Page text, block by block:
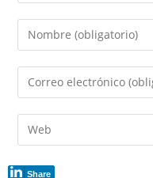
Introduce
tu
nombre
de
usuario
para
Introduce
tu
dirección
de
electrónico
Introduce
la
URL
Share